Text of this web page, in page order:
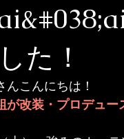
た！
んこんにちは！
が改装・プロデュ